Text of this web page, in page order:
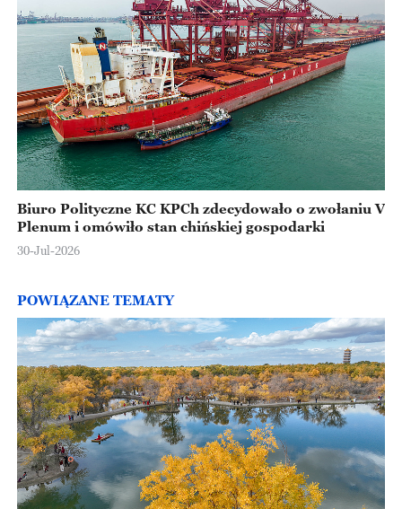
Biuro Polityczne KC KPCh zdecydowało o zwołaniu V
Plenum i omówiło stan chińskiej gospodarki
30-Jul-2026
POWIĄZANE TEMATY